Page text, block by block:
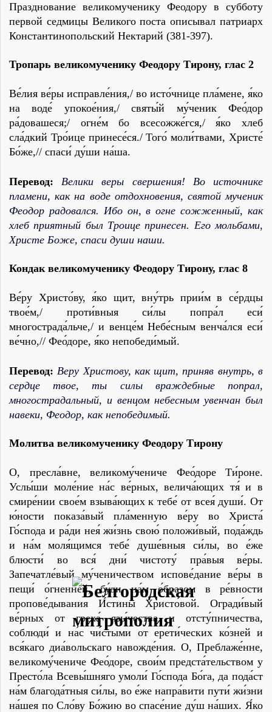
Празд­но­ва­ние ве­ли­ко­му­че­ни­ку Фе­одо­ру в суб­бо­ту
пер­вой сед­ми­цы Ве­ли­ко­го по­ста опи­сы­вал пат­ри­арх
Кон­стан­ти­но­польский Нек­та­рий (381-397).
Тропарь великомученику Феодору Тирону, глас 2
Ве́лия ве́ры исправле́ния,/ во исто́чнице пла́мене, я́ко
на воде́ упокое́ния,/ святы́й му́ченик Фео́дор
ра́довашеся;/ огне́м бо всесожже́гся,/ я́ко хлеб
сла́дкий Тро́ице принесе́ся./ Того́ моли́твами, Христе́
Бо́же,// спаси́ ду́ши на́ша.
Перевод:
Велики веры свершения! Во источнике
пламени, как на воде отдохновения, святой мученик
Феодор радовался. Ибо он, в огне сожженный, как
хлеб приятный был Троице принесен. Его мольбами,
Христе Боже, спаси души наши.
Кондак великомученику Феодору Тирону, глас 8
Ве́ру Христо́ву, я́ко щит, вну́трь прии́м в се́рдцы
твое́м,/ проти́вныя си́лы попра́л еси́
многострада́льче,/ и венце́м Небе́сным венча́лся еси́
ве́чно,// Фео́доре, я́ко непобеди́мый.
Перевод: Веру Христову, как щит, приняв внутрь, в
сердце твое, ты силы враждебные попрал,
многострадальный, и венцом небесным увенчан был
навеки, Феодор, как непобедимый.
Молитва великомученику Феодору Тирону
О, пресла́вне, великому́чениче Фео́доре Ти́роне.
Услы́ши моле́ние на́с ве́рных, велича́ющих тя́ и в
смире́нии свое́м взыва́ющих к тебе́ от всея́ души́. От
ю́ности показа́вый пла́менную ве́ру во Христа́
Го́спода и ра́ди нея́ жи́знь свою́ положи́вый, пода́ждь
и на́м моля́щимся тебе́ душе́вныя си́лы, во е́же
блюсти́ во вся́ дни́ чистоту́ пра́выя ве́ры.
Запечатле́вый му́ченичеством испове́дание ве́ры в
пещи́ о́гненней, бу́ди на́м о́бразом в ре́вности
пропове́дывания И́стины Христо́вой. Огради́вый
ве́рных от греха́ язы́чества и отсту́пничества,
соблюди́ и на́с чи́стыми от ерети́ческих ко́зней и
вся́каго диа́вольскаго навожде́ния. О, Преблаже́нне,
великому́чениче Фео́доре, свои́м предста́тельством у
Престо́ла Всевы́шняго умоли́ Го́спода Бо́га, да пода́ст
на́м благода́тныя си́лы, во е́же напра́вити пути́ жи́зни
на́шея по Сло́ву Бо́жию во спасе́ние ду́ш на́ших. Я́ко